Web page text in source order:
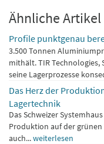
Ähnliche Artikel
Profile punktgenau
3.500 Tonnen
mithält. TIR
seine Lagerprozesse
Das Herz der
Lagertechnik
Das Schweizer
Produktion auf der
auch...weiterlesen